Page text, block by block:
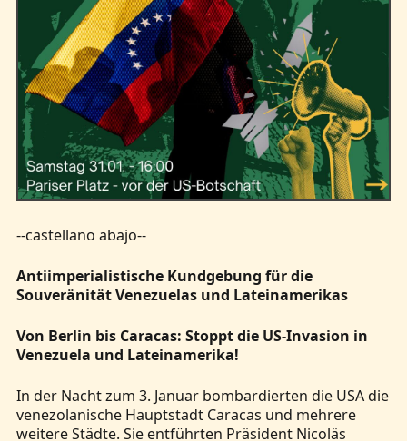
--castellano abajo--
Antiimperialistische Kundgebung für die
Souveränität Venezuelas und Lateinamerikas
Von Berlin bis Caracas: Stoppt die US-Invasion in
Venezuela und Lateinamerika!
In der Nacht zum 3. Januar bombardierten die USA die
venezolanische Hauptstadt Caracas und mehrere
weitere Städte. Sie entführten Präsident Nicoläs